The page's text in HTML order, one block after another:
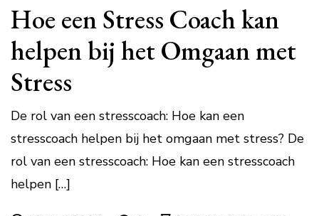
Hoe een Stress Coach kan
helpen bij het Omgaan met
Stress
De rol van een stresscoach: Hoe kan een
stresscoach helpen bij het omgaan met stress? De
rol van een stresscoach: Hoe kan een stresscoach
helpen […]